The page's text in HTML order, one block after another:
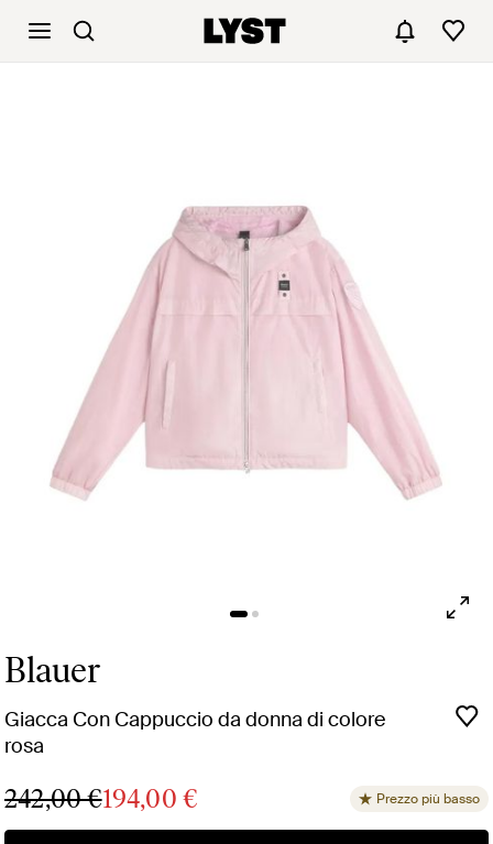
Blauer
Giacca Con Cappuccio da donna di colore
rosa
242,00 €194,00 € Prezzo più basso